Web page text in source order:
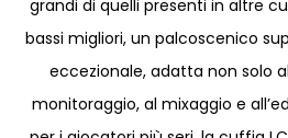
grandi di quelli presenti in altre
bassi migliori, un palcoscenico
eccezionale, adatta non solo
monitoraggio, al mixaggio e